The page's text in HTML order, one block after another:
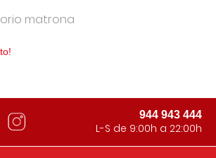
matrona
944 943 444
L-S de 9:00h a 22:00h